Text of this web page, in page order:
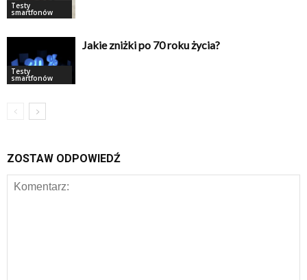
Testy
smartfonów
Testy
smartfonów
Jakie zniżki po 70 roku życia?
ZOSTAW ODPOWIEDŹ